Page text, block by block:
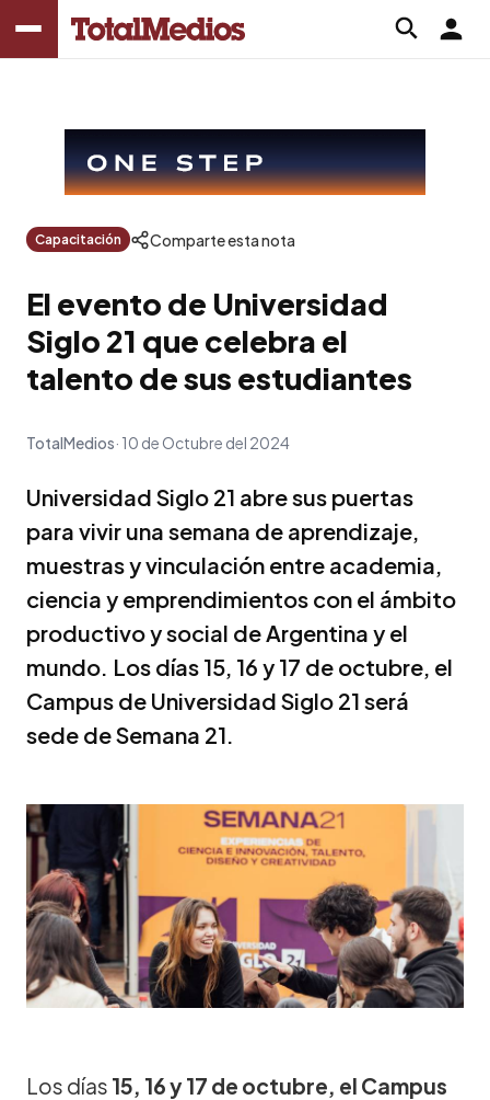
Capacitación Comparte esta nota
El evento de Universidad
Siglo 21 que celebra el
talento de sus estudiantes
TotalMedios 10 de Octubre del 2024
Universidad Siglo 21 abre sus puertas
para vivir una semana de aprendizaje,
muestras y vinculación entre academia,
ciencia y emprendimientos con el ámbito
productivo y social de Argentina y el
mundo. Los días 15, 16 y 17 de octubre, el
Campus de Universidad Siglo 21 será
sede de Semana 21.
Los días 15, 16 y 17 de octubre, el Campus